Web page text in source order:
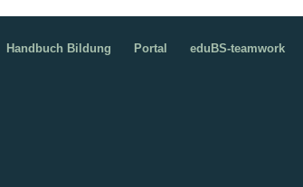
Handbuch Bildung Portal eduBS-teamwork